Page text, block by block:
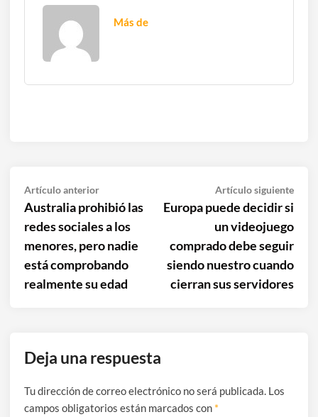
Más de
Navegación
de
entradas
Artículo anteriorArtículo
anterior:
Australia prohibió las
redes sociales a los
menores, pero nadie
está comprobando
realmente su edad
Artículo siguiente
Europa puede decidir si
un videojuego
comprado debe seguir
siendo nuestro cuando
cierran sus servidores
Deja una respuesta
Tu dirección de correo electrónico no será publicada. Los
campos obligatorios están marcados con *